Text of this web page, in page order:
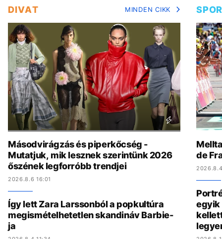
DIVAT MINDEN CIKK
Másodvirágzás és piperkőcség -
Mutatjuk, mik lesznek szerintünk 2026
őszének legforróbb trendjei
2026.8.6 16:01
Így lett Zara Larssonból a popkultúra
megismételhetetlen skandináv Barbie-
ja
de
egyik